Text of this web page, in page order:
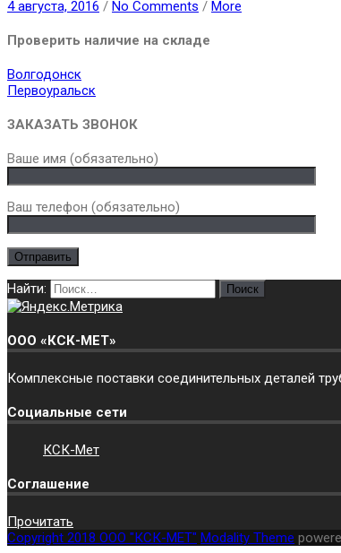
4 августа, 2016 / No Comments / More
Проверить наличие на складе
Волгодонск
Первоуральск
ЗАКАЗАТЬ ЗВОНОК
Ваше имя (обязательно)
Ваш телефон (обязательно)
Найти:
ООО «КСК-МЕТ»
Комплексные поставки соединительных деталей
Социальные сети
КСК-Мет
Соглашение
Прочитать
Copyright 2018 ООО "КСК-МЕТ" Modality Theme